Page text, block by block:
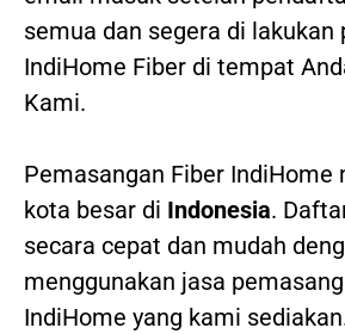
semua dan segera di lakukan
IndiHome Fiber di tempat
Kami.
Pemasangan Fiber IndiHome
kota besar di Indonesia.
secara cepat dan mudah
menggunakan jasa
IndiHome yang kami